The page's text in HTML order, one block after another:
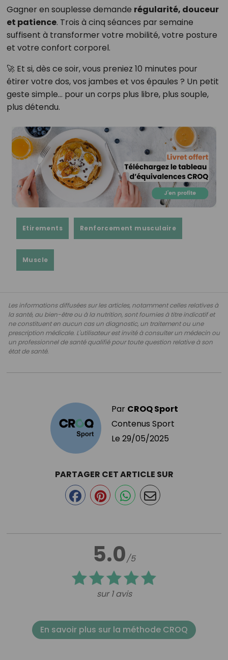
Gagner en souplesse demande régularité, douceur
et patience. Trois à cinq séances par semaine
suffisent à transformer votre mobilité, votre posture
et votre confort corporel.
🚀 Et si, dès ce soir, vous preniez 10 minutes pour
étirer votre dos, vos jambes et vos épaules ? Un petit
geste simple… pour un corps plus libre, plus souple,
plus détendu.
Etirements Renforcement musculaire
Muscle
Les informations diffusées sur les articles, notamment celles relatives à
la santé, au bien-être ou à la nutrition, sont fournies à titre indicatif et
ne constituent en aucun cas un diagnostic, un traitement ou une
prescription médicale. L'utilisateur est invité à consulter un médecin ou
un professionnel de santé qualifié pour toute question relative à son
état de santé.
Par CROQ Sport
Contenus Sport
Le 29/05/2025
5.0/5
sur 1 avis
PARTAGER CET ARTICLE SUR
En savoir plus sur la méthode CROQ